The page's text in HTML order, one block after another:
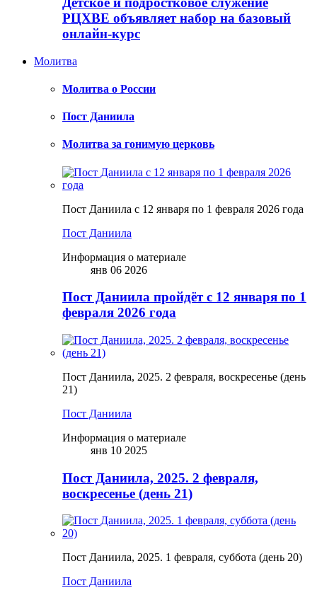
РЦХВЕ объявляет набор на базовый
онлайн-курс
Молитва
Молитва о России
Пост Даниила
Молитва за гонимую церковь
Пост Даниила с 12 января по 1 февраля 2026 года
Пост Даниила
Информация о материале
янв 06 2026
Пост Даниила пройдёт с 12 января по 1
февраля 2026 года
Пост Даниила, 2025. 2 февраля, воскресенье (день
21)
Пост Даниила
Информация о материале
янв 10 2025
Пост Даниила, 2025. 2 февраля,
воскресенье (день 21)
Пост Даниила, 2025. 1 февраля, суббота (день 20)
Пост Даниила